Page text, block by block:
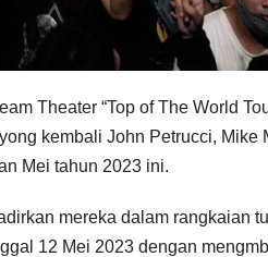
Theater “Top of The World
kembali John Petrucci,
Mei tahun 2023 ini.
mereka dalam rangkaian
12 Mei 2023 dengan